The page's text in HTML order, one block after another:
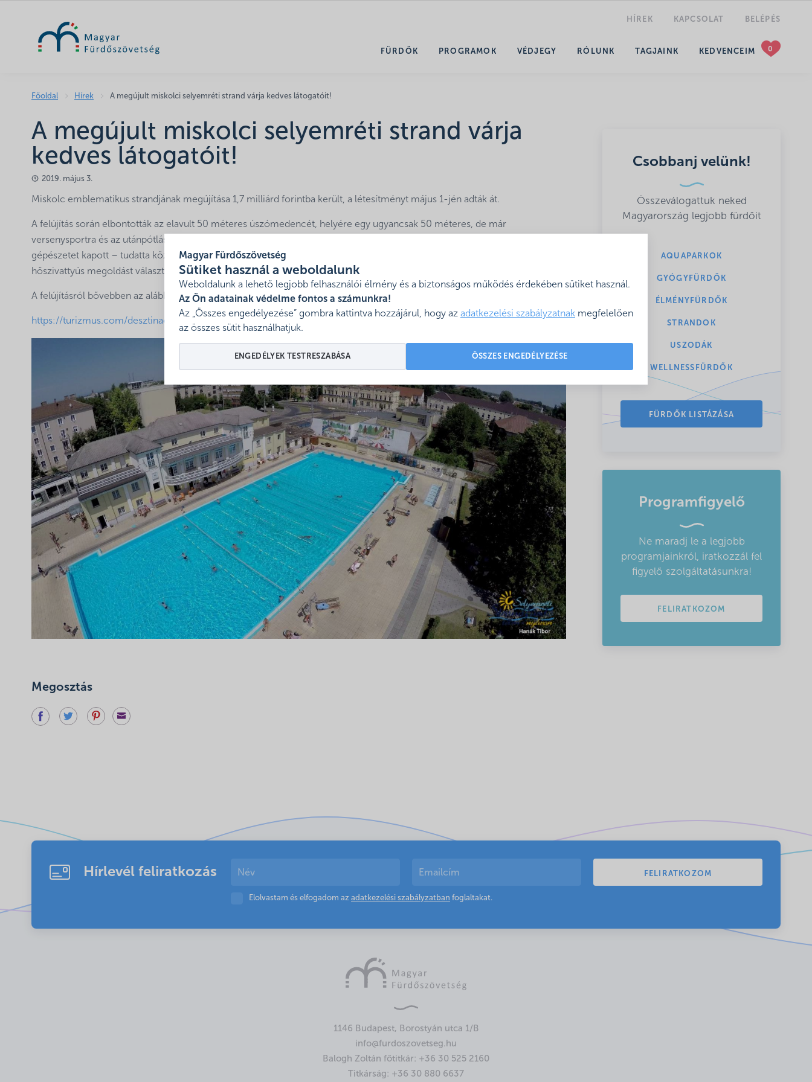
Magyar Fürdőszövetség
Sütiket használ a weboldalunk
Weboldalunk a lehető legjobb felhasználói élmény és a biztonságos működés érdekében sütiket használ.
Az Ön adatainak védelme fontos a számunkra!
Az „Összes engedélyezése” gombra kattintva hozzájárul, hogy az adatkezelési szabályzatnak megfelelően
az összes sütit használhatjuk.
ÖSSZES ENGEDÉLYEZÉSE
ENGEDÉLYEK TESTRESZABÁSA
HÍREK KAPCSOLAT BELÉPÉS
FÜRDŐK PROGRAMOK VÉDJEGY RÓLUNK TAGJAINK KEDVENCEIM
Főoldal Hírek A megújult miskolci selyemréti strand várja kedves látogatóit!
A megújult miskolci selyemréti strand várja
kedves látogatóit!
2019. május 3.
Miskolc emblematikus strandjának megújítása 1,7 milliárd forintba került, a létesítményt május 1-jén adták át.
A felújítás során elbontották az elavult 50 méteres úszómedencét, helyére egy ugyancsak 50 méteres, de már
versenysportra és az utánpótlástornák megrendezésére is alkalmas medencét építettek, amely új uszodatechnikát és -
gépészetet kapott – tudatta közleményében a fürdő. A medence vizének melegítésére környezetbarát és energiatakarékos
hőszivattyús megoldást választott a város.
A felújításról bővebben az alábbi linken olvashatnak:
https://turizmus.com/desztinaciok/megujult-a-miskolci-selyemreti-strand-1163663
Megosztás
Csobbanj velünk!
Összeválogattuk neked
Magyarország legjobb fürdőit
AQUAPARKOK
GYÓGYFÜRDŐK
ÉLMÉNYFÜRDŐK
STRANDOK
USZODÁK
WELLNESSFÜRDŐK
FÜRDŐK LISTÁZÁSA
Programfigyelő
Ne maradj le a legjobb
programjainkról, iratkozzál fel
figyelő szolgáltatásunkra!
FELIRATKOZOM
Hírlevél feliratkozás
Elolvastam és elfogadom az adatkezelési szabályzatban foglaltakat.
1146 Budapest, Borostyán utca 1/B
info@furdoszovetseg.hu
Balogh Zoltán főtitkár: +36 30 525 2160
Titkárság: +36 30 880 6637